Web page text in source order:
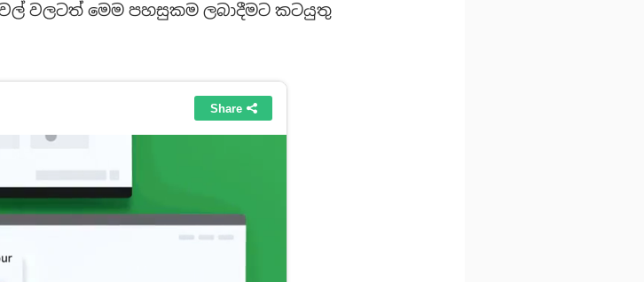
වලටත් මෙම පහසුකම ලබාදීමට කටයුතු